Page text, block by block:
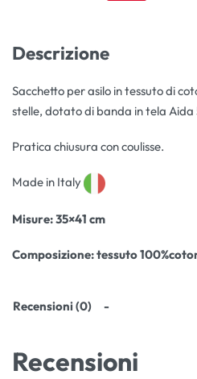
Descrizione
Sacchetto per asilo in tessuto di
stelle, dotato di banda in tela
Pratica chiusura con coulisse.
Made in Italy
Misure: 35×41 cm
Composizione:tessuto
Recensioni (0)
Recensioni